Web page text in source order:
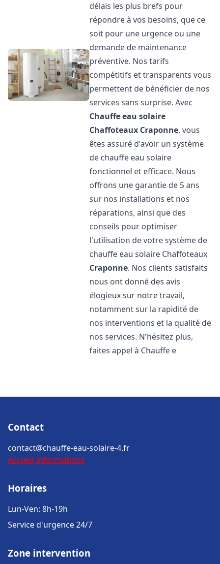
délais les plus brefs pour
répondre à vos besoins, que ce
soit pour une urgence ou une
demande de maintenance
préventive. Nos tarifs
compétitifs et transparents vous
permettent de bénéficier de nos
services sans surprise. Avec
Chauffe eau solaire
Chaffoteaux Craponne, vous
êtes assuré d'avoir un système
de chauffe eau solaire
fonctionnel et efficace. Nous
offrons une garantie de 5 ans
sur nos installations et nos
réparations, ainsi que des
conseils pour optimiser
l'utilisation de votre système de
chauffe eau solaire Chaffoteaux
Craponne. Nos clients satisfaits
nous ont donné des avis
élogieux sur notre travail,
notamment sur la rapidité de
nos interventions et la qualité de
nos services. N'hésitez plus,
faites appel à Chauffe e
Contact
contact@chauffe-eau-solaire-4.fr
Accueil Informations
Horaires
Lun-Ven: 8h-19h
Service d'urgence 24/7
Zone intervention